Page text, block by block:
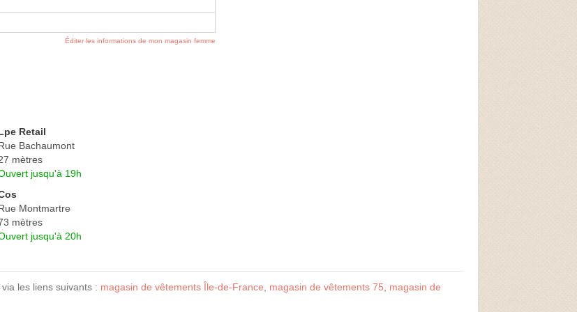
Éditer les informations de mon magasin femme
Retail
Bachaumont
mètres
jusqu'à 19h
Montmartre
mètres
jusqu'à 20h
les liens suivants : magasin de vêtements Île-de-France magasin de vêtements 75
magasin de